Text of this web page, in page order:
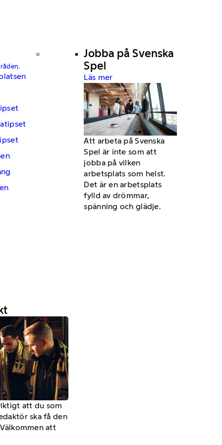
Jobba på Svenska
Spel
Läs mer
Att arbeta på Svenska
Spel är inte som att
jobba på vilken
arbetsplats som helst.
Det är en arbetsplats
fylld av drömmar,
spänning och glädje.
att du som
ska få den
att